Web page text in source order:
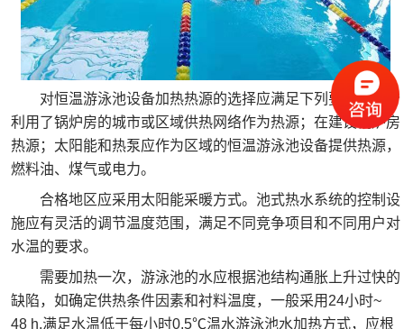
对恒温游泳池设备加热热源的选择应满足下列要求：充分
利用了锅炉房的城市或区域供热网络作为热源；在建设锅炉房
热源；太阳能和热泵应作为区域的恒温游泳池设备提供热源，
燃料油、煤气或电力。
合格地区应采用太阳能采暖方式。池式热水系统的控制设
施应有灵活的调节温度范围，满足不同竞争项目和不同用户对
水温的要求。
需要加热一次，游泳池的水应根据池结构通胀上升过快的
缺陷，如确定供热条件因素和衬料温度，一般采用24小时~
48 h,满足水温低于每小时0.5℃温水游泳池水加热方式，应根